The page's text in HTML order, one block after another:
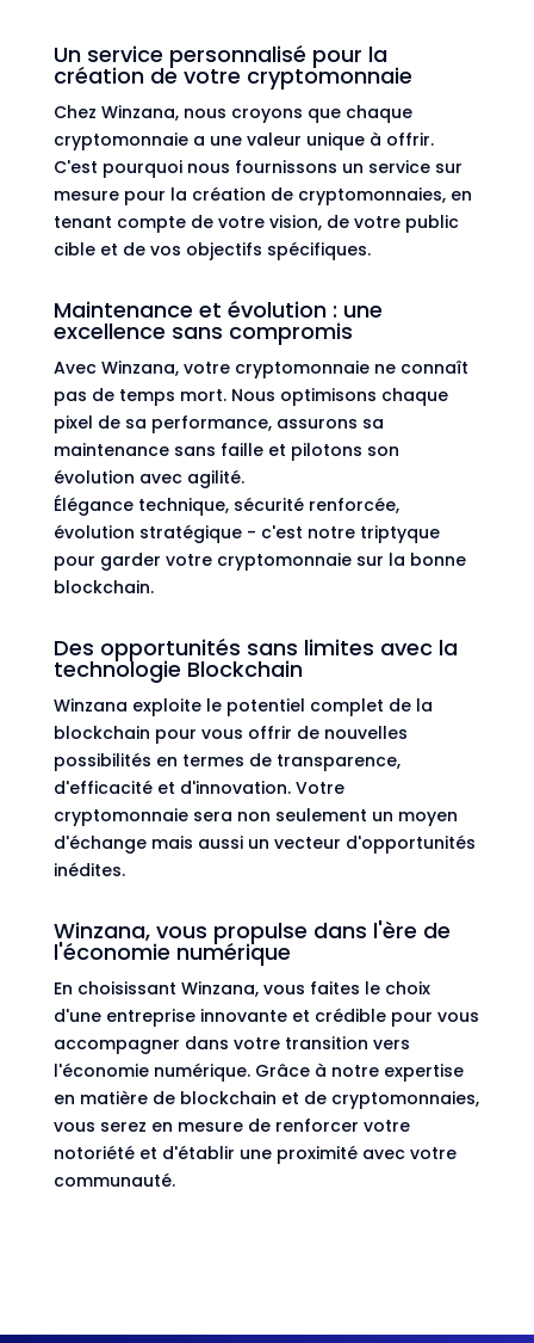
Un service personnalisé pour la
création de votre cryptomonnaie
Chez Winzana, nous croyons que chaque
cryptomonnaie a une valeur unique à offrir.
C'est pourquoi nous fournissons un service sur
mesure pour la création de cryptomonnaies, en
tenant compte de votre vision, de votre public
cible et de vos objectifs spécifiques.
Maintenance et évolution : une
excellence sans compromis
Avec Winzana, votre cryptomonnaie ne connaît
pas de temps mort. Nous optimisons chaque
pixel de sa performance, assurons sa
maintenance sans faille et pilotons son
évolution avec agilité.
Élégance technique, sécurité renforcée,
évolution stratégique - c'est notre triptyque
pour garder votre cryptomonnaie sur la bonne
blockchain.
Des opportunités sans limites avec la
technologie Blockchain
Winzana exploite le potentiel complet de la
blockchain pour vous offrir de nouvelles
possibilités en termes de transparence,
d'efficacité et d'innovation. Votre
cryptomonnaie sera non seulement un moyen
d'échange mais aussi un vecteur d'opportunités
inédites.
Winzana, vous propulse dans l'ère de
l'économie numérique
En choisissant Winzana, vous faites le choix
d'une entreprise innovante et crédible pour vous
accompagner dans votre transition vers
l'économie numérique. Grâce à notre expertise
en matière de blockchain et de cryptomonnaies,
vous serez en mesure de renforcer votre
notoriété et d'établir une proximité avec votre
communauté.